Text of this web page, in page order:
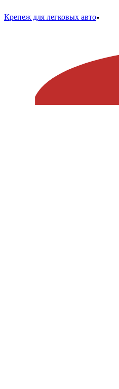
Крепеж для легковых авто